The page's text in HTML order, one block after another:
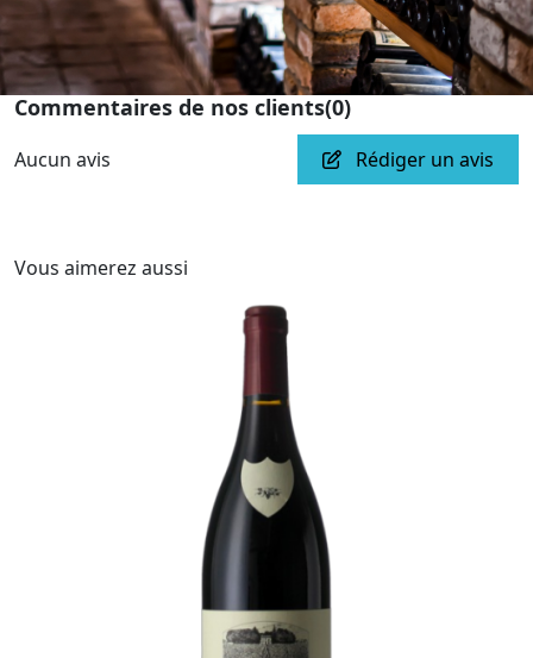
Commentaires de nos clients(0)
Aucun avis Rédiger un avis
Vous aimerez aussi